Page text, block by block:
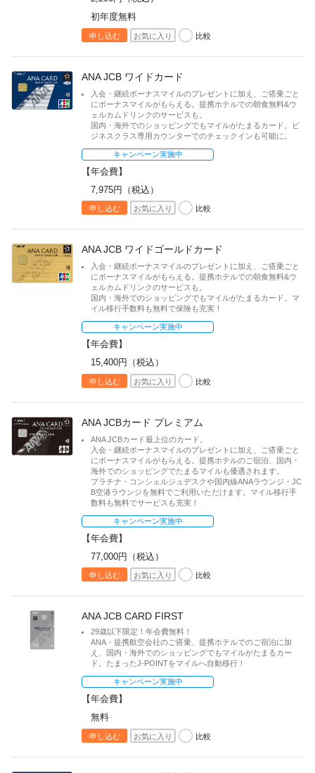
初年度無料
申し込む お気に入り 比較
ANA JCB ワイドカード
入会・継続ボーナスマイルのプレゼントに加え、ご搭乗ごと
にボーナスマイルがもらえる。提携ホテルでの朝食無料&ウ
ェルカムドリンクのサービスも。
国内・海外でのショッピングでもマイルがたまるカード。ビ
ジネスクラス専用カウンターでのチェックインも可能に。
キャンペーン実施中
【年会費】
7,975円（税込）
申し込む お気に入り 比較
ANA JCB ワイドゴールドカード
入会・継続ボーナスマイルのプレゼントに加え、ご搭乗ごと
にボーナスマイルがもらえる。提携ホテルでの朝食無料&ウ
ェルカムドリンクのサービスも。
国内・海外でのショッピングでもマイルがたまるカード。マ
イル移行手数料も無料で保険も充実！
キャンペーン実施中
【年会費】
15,400円（税込）
申し込む お気に入り 比較
ANA JCBカード プレミアム
ANA JCBカード最上位のカード。
入会・継続ボーナスマイルのプレゼントに加え、ご搭乗ごと
にボーナスマイルがもらえる。提携ホテルのご宿泊、国内・
海外でのショッピングでたまるマイルも優遇されます。
プラチナ・コンシェルジュデスクや国内線ANAラウンジ・JC
B空港ラウンジを無料でご利用いただけます。マイル移行手
数料も無料でサービスも充実！
キャンペーン実施中
【年会費】
77,000円（税込）
申し込む お気に入り 比較
ANA JCB CARD FIRST
29歳以下限定！年会費無料！
ANA・提携航空会社のご搭乗、提携ホテルでのご宿泊に加
え、国内・海外でのショッピングでもマイルがたまるカー
ド。たまったJ-POINTをマイルへ自動移行！
キャンペーン実施中
【年会費】
無料
申し込む お気に入り 比較